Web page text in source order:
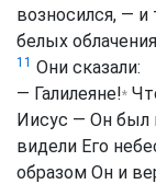
возносился, —
белых
11 Они сказали:
— Галилеяне!*
Иисус — Он был
видели Его
образом Он и